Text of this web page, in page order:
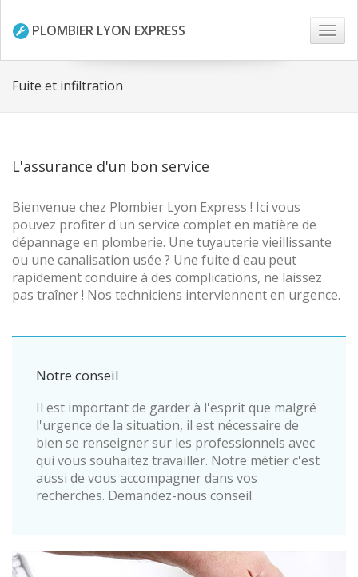
PLOMBIER LYON EXPRESS
Fuite et infiltration
L'assurance d'un bon service
Bienvenue chez Plombier Lyon Express ! Ici vous
pouvez profiter d'un service complet en matière de
dépannage en plomberie. Une tuyauterie vieillissante
ou une canalisation usée ? Une fuite d'eau peut
rapidement conduire à des complications, ne laissez
pas traîner ! Nos techniciens interviennent en urgence.
Notre conseil
Il est important de garder à l'esprit que malgré
l'urgence de la situation, il est nécessaire de
bien se renseigner sur les professionnels avec
qui vous souhaitez travailler. Notre métier c'est
aussi de vous accompagner dans vos
recherches. Demandez-nous conseil.